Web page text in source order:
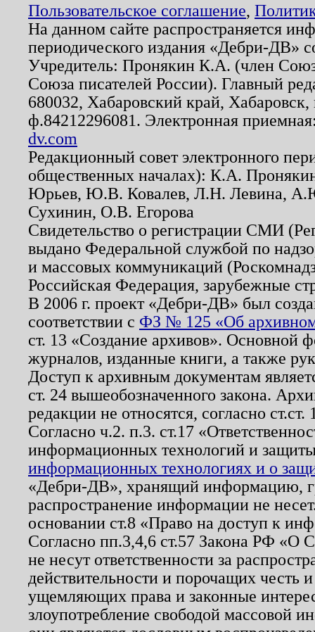
Пользовательское соглашение,
На данном сайте распространяется
периодического издания «Дебри-ДВ»
Учредитель: Пронякин К.А. (член
Союза писателей России). Главный
680032, Хабаровский край,
ф.84212296081. Электронная
dv.com
Редакционный совет электронного
общественных началах): К.А.
Юрьев, Ю.В. Ковалев, Л.Н. Левина,
Сухинин, О.В. Егорова
Свидетельство о регистрации СМИ
выдано Федеральной службой по
и массовых коммуникаций
Российская Федерация, зарубежные
В 2006 г. проект «Дебри-ДВ» был
соответствии с ФЗ № 125 «Об
ст. 13 «Создание архивов». Основной
журналов, изданные книги, а также
Доступ к архивным документам
ст. 24 вышеобозначенного закона.
редакции не относятся, согласно
Согласно ч.2. п.3. ст.17
информационных технологий и
информационных технологиях и о
«Дебри-ДВ», хранящий информацию,
распространение информации не
основании ст.8 «Право на доступ к
Согласно пп.3,4,6 ст.57 Закона РФ «О
не несут ответственности за
действительности и порочащих честь
ущемляющих права и законные
злоупотребление свободой массовой